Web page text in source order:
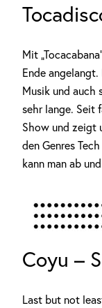
Mit
Ende
Musik und auch
sehr lange. Seit
Show und zeigt
den Genres
kann man ab
Coyu –
Last but not